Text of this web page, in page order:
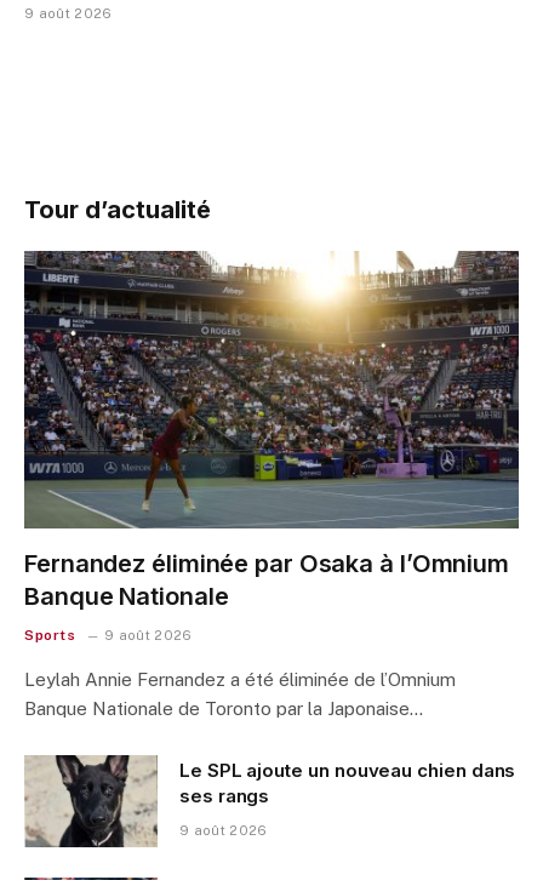
9 août 2026
Tour d’actualité
Fernandez éliminée par Osaka à l’Omnium
Banque Nationale
Sports 9 août 2026
Leylah Annie Fernandez a été éliminée de l’Omnium
Banque Nationale de Toronto par la Japonaise…
Le SPL ajoute un nouveau chien dans
ses rangs
9 août 2026